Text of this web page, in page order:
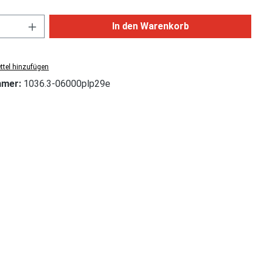
Anzahl: Gib den gewünschten Wert ein
In den Warenkorb
hinzufügen
1036.3-06000plp29e